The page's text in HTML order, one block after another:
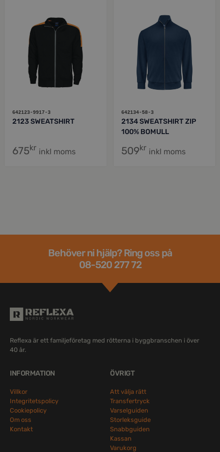
642123-9917-3
2123 SWEATSHIRT
675kr inkl moms
642134-58-3
2134 SWEATSHIRT ZIP
100% BOMULL
509kr inkl moms
Behöver ni hjälp? Ring oss på
08-520 277 72
Reflexa är ett familjeföretag med rötterna i byggbranschen i över
40 år.
INFORMATION
Villkor
Integritetspolicy
Cookiepolicy
Om oss
Kontakt
ÖVRIGT
Att välja rätt
Transfertryck
Varselguiden
Storleksguide
Snabbguiden
Kassan
Varukorg